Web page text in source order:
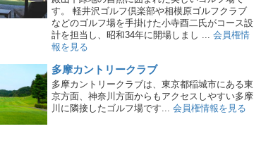
す。 軽井沢ゴルフ倶楽部や相模原ゴルフクラブ
などのゴルフ場を手掛けた小寺酉二氏がコース設
計を担当し、昭和34年に開場しまし ... 会員権情
報を見る
多摩カントリークラブ
多摩カントリークラブは、東京都稲城市にある東
京方面、神奈川方面からもアクセスしやすい多摩
川に隣接したゴルフ場です... 会員権情報を見る